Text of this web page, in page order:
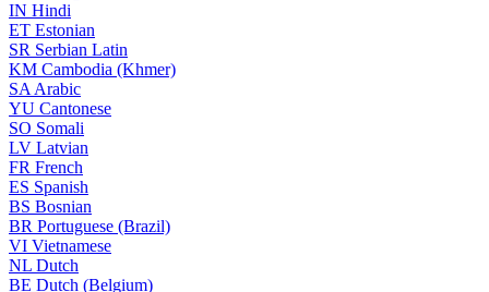
IN Hindi
ET Estonian
SR Serbian Latin
KM Cambodia (Khmer)
SA Arabic
YU Cantonese
SO Somali
LV Latvian
FR French
ES Spanish
BS Bosnian
BR Portuguese (Brazil)
VI Vietnamese
NL Dutch
BE Dutch (Belgium)